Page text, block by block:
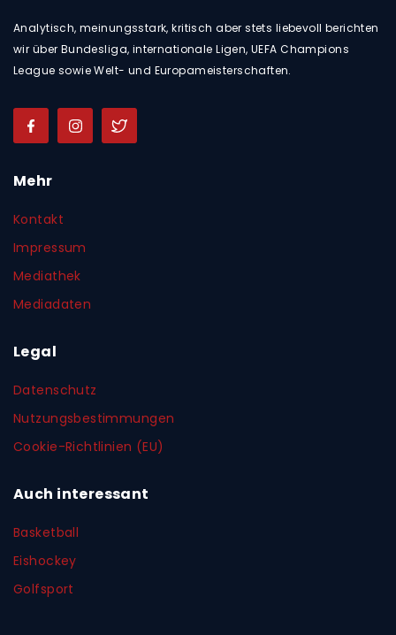
Analytisch, meinungsstark, kritisch aber stets liebevoll berichten
wir über Bundesliga, internationale Ligen, UEFA Champions
League sowie Welt- und Europameisterschaften.
Mehr
Kontakt
Impressum
Mediathek
Mediadaten
Legal
Datenschutz
Nutzungsbestimmungen
Cookie-Richtlinien (EU)
Auch interessant
Basketball
Eishockey
Golfsport